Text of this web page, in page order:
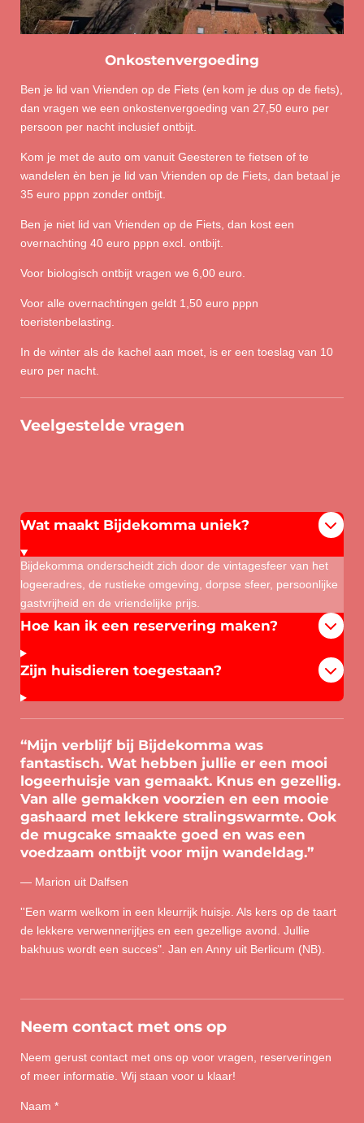
Onkostenvergoeding
Ben je lid van Vrienden op de Fiets (en kom je dus op de fiets),
dan vragen we een onkostenvergoeding van 27,50 euro per
persoon per nacht inclusief ontbijt.
Kom je met de auto om vanuit Geesteren te fietsen of te
wandelen èn ben je lid van Vrienden op de Fiets, dan betaal je
35 euro pppn zonder ontbijt.
Ben je niet lid van Vrienden op de Fiets, dan kost een
overnachting 40 euro pppn excl. ontbijt.
Voor biologisch ontbijt vragen we 6,00 euro.
Voor alle overnachtingen geldt 1,50 euro pppn
toeristenbelasting.
In de winter als de kachel aan moet, is er een toeslag van 10
euro per nacht.
Veelgestelde vragen
Wat maakt Bijdekomma uniek?
Bijdekomma onderscheidt zich door de vintagesfeer van het
logeeradres, de rustieke omgeving, dorpse sfeer, persoonlijke
gastvrijheid en de vriendelijke prijs.
Hoe kan ik een reservering maken?
Zijn huisdieren toegestaan?
“Mijn verblijf bij Bijdekomma was
fantastisch. Wat hebben jullie er een mooi
logeerhuisje van gemaakt. Knus en gezellig.
Van alle gemakken voorzien en een mooie
gashaard met lekkere stralingswarmte. Ook
de mugcake smaakte goed en was een
voedzaam ontbijt voor mijn wandeldag.”
— Marion uit Dalfsen
''Een warm welkom in een kleurrijk huisje. Als kers op de taart
de lekkere verwennerijtjes en een gezellige avond. Jullie
bakhuus wordt een succes". Jan en Anny uit Berlicum (NB).
Neem contact met ons op
Neem gerust contact met ons op voor vragen, reserveringen
of meer informatie. Wij staan voor u klaar!
Naam *